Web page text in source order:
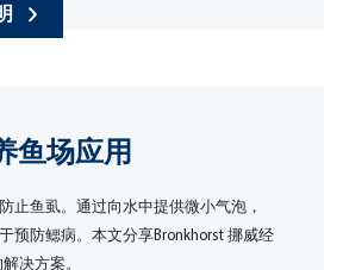
鱼场应用
止鱼虱。通过向水中提供微小气泡，
预防鳃病。本文分享Bronkhorst 挪威经
决方案。